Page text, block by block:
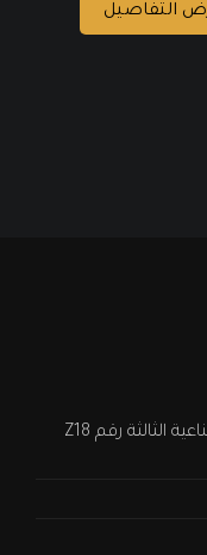
التفاصيل
التوسعات الشمالية امتداد المنطقة الصناعية الثالثة رقم Z18